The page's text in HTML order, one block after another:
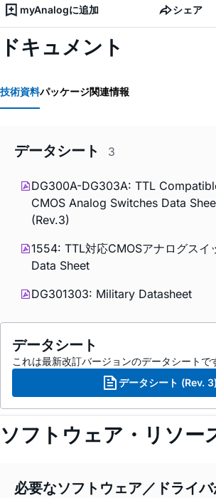
myAnalogに追加 シェア
ドキュメント
技術資料パッケージ関連情報
データシート 3
DG300A-DG303A: TTL
CMOS Analog Switches Data
(Rev.3)
1554: TTL対応CMOSアナログスイ
Data Sheet
DG301303: Military Datasheet
データシート
これは最新改訂バージョンのデータシートで
データシート (Rev. 3)
ソフトウェア・リソー
必要なソフトウェア／ドライ